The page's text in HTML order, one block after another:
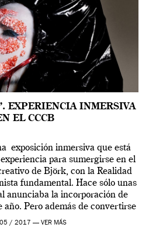
EXPERIENCIA INMERSIVA
EL CCCB
exposición inmersiva que está
para sumergirse en el
de Björk, con la Realidad
fundamental. Hace sólo unas
anunciaba la incorporación de
Pero además de convertirse
más relevantes […]
/ 2017 — VER MÁS